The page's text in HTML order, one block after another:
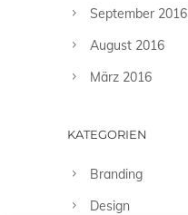
September 2016
August 2016
März 2016
KATEGORIEN
Branding
Design